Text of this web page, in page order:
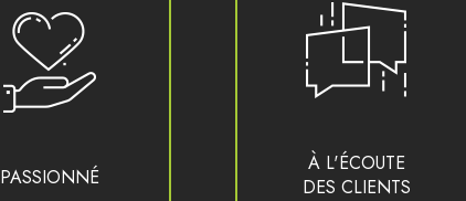
PASSIONNÉ
À L'ÉCOUTE
DES CLIENTS